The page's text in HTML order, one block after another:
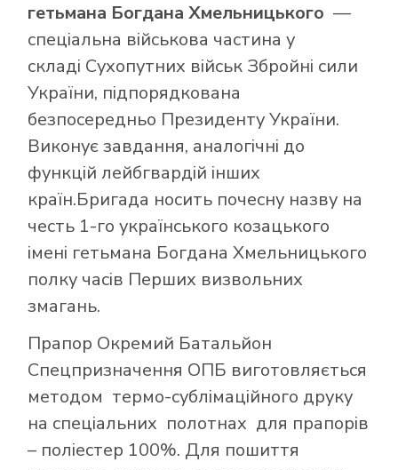
гетьмана Богдана Хмельницького —
спеціальна військова частина у
складі Сухопутних військ Збройні сили
України, підпорядкована
безпосередньо Президенту України.
Виконує завдання, аналогічні до
функцій лейбгвардій інших
країн.Бригада носить почесну назву на
честь 1-го українського козацького
імені гетьмана Богдана Хмельницького
полку часів Перших визвольних
змагань.
Прапор Окремий Батальйон
Спецпризначення ОПБ виготовляється
методом термо-сублімаційного друку
на спеціальних полотнах для прапорів
– поліестер 100%. Для пошиття